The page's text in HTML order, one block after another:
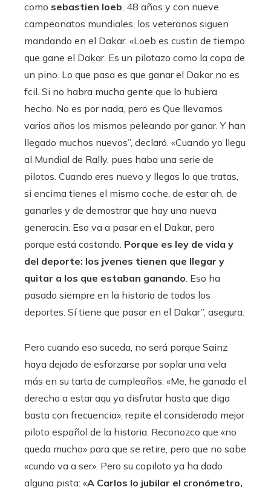
como sebastien loeb, 48 años y con nueve
campeonatos mundiales, los veteranos siguen
mandando en el Dakar. «Loeb es custin de tiempo
que gane el Dakar. Es un pilotazo como la copa de
un pino. Lo que pasa es que ganar el Dakar no es
fcil. Si no habra mucha gente que lo hubiera
hecho. No es por nada, pero es Que llevamos
varios años los mismos peleando por ganar. Y han
llegado muchos nuevos”, declaró. «Cuando yo llegu
al Mundial de Rally, pues haba una serie de
pilotos. Cuando eres nuevo y llegas lo que tratas,
si encima tienes el mismo coche, de estar ah, de
ganarles y de demostrar que hay una nueva
generacin. Eso va a pasar en el Dakar, pero
porque está costando. Porque es ley de vida y
del deporte: los jvenes tienen que llegar y
quitar a los que estaban ganando. Eso ha
pasado siempre en la historia de todos los
deportes. Sí tiene que pasar en el Dakar”, asegura.
Pero cuando eso suceda, no será porque Sainz
haya dejado de esforzarse por soplar una vela
más en su tarta de cumpleaños. «Me, he ganado el
derecho a estar aqu ya disfrutar hasta que diga
basta con frecuencia», repite el considerado mejor
piloto español de la historia. Reconozco que «no
queda mucho» para que se retire, pero que no sabe
«cundo va a ser». Pero su copiloto ya ha dado
alguna pista: «A Carlos lo jubilar el cronómetro,